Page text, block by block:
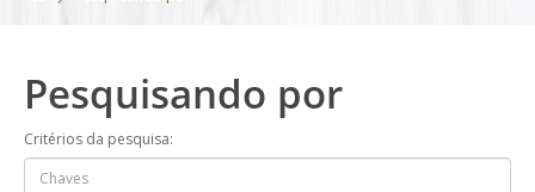
Pesquisando por
Critérios da pesquisa: